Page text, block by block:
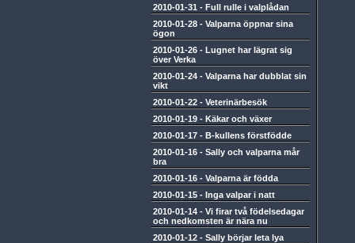
2010-01-31 - Full rulle i valplådan
2010-01-28 - Valparna öppnar sina
ögon
2010-01-26 - Lugnet har lägrat sig
över Verka
2010-01-24 - Valparna har dubblat sin
vikt
2010-01-22 - Veterinärbesök
2010-01-19 - Käkar och växer
2010-01-17 - B-kullens förstfödde
2010-01-16 - Sally och valparna mår
bra
2010-01-16 - Valparna är födda
2010-01-15 - Inga valpar i natt
2010-01-14 - Vi firar två födelsedagar
och nedkomsten är nära nu
2010-01-12 - Sally börjar leta lya